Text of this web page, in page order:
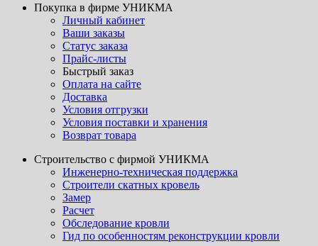
Покупка в фирме УНИКМА
Личный кабинет
Ваши заказы
Статус заказа
Прайс-листы
Быстрый заказ
Оплата на сайте
Доставка
Условия отгрузки
Условия поставки и хранения
Возврат товара
Строительство с фирмой УНИКМА
Инженерно-техническая поддержка
Строители скатных кровель
Замер
Расчет
Обследование кровли
Гид по особенностям реконструкции кровли